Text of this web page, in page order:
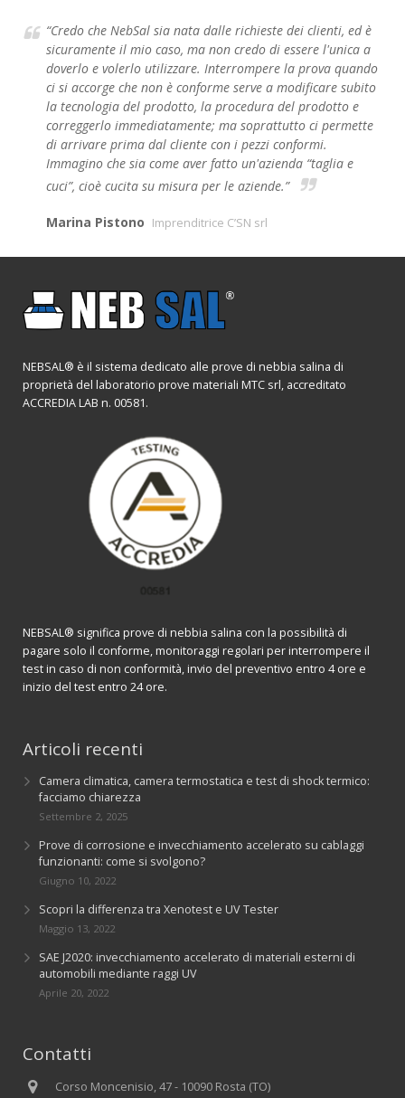
“Credo che NebSal sia nata dalle richieste dei clienti, ed è
sicuramente il mio caso, ma non credo di essere l'unica a
doverlo e volerlo utilizzare. Interrompere la prova quando
ci si accorge che non è conforme serve a modificare subito
la tecnologia del prodotto, la procedura del prodotto e
correggerlo immediatamente; ma soprattutto ci permette
di arrivare prima dal cliente con i pezzi conformi.
Immagino che sia come aver fatto un'azienda “taglia e
cuci”, cioè cucita su misura per le aziende.”
Marina Pistono Imprenditrice C’SN srl
NEBSAL® è il sistema dedicato alle prove di nebbia salina di
proprietà del laboratorio prove materiali MTC srl, accreditato
ACCREDIA LAB n. 00581.
NEBSAL® significa prove di nebbia salina con la possibilità di
pagare solo il conforme, monitoraggi regolari per interrompere il
test in caso di non conformità, invio del preventivo entro 4 ore e
inizio del test entro 24 ore.
Articoli recenti
Camera climatica, camera termostatica e test di shock termico:
facciamo chiarezza
Settembre 2, 2025
Prove di corrosione e invecchiamento accelerato su cablaggi
funzionanti: come si svolgono?
Giugno 10, 2022
Scopri la differenza tra Xenotest e UV Tester
Maggio 13, 2022
SAE J2020: invecchiamento accelerato di materiali esterni di
automobili mediante raggi UV
Aprile 20, 2022
Contatti
Corso Moncenisio, 47 - 10090 Rosta (TO)